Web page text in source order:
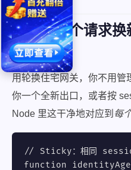
轮换：每个请求
话
用轮换住宅网关，你不用
你一个全新出口，或者按
Node 里这干净地对应到 每
// Sticky：相同
function